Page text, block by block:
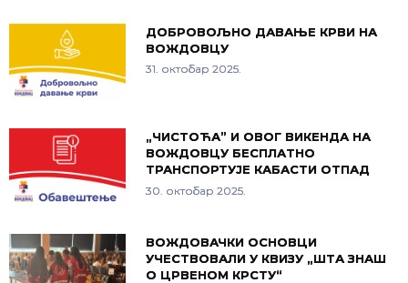
ДОБРОВОЉНО ДАВАЊЕ КРВИ НА
ВОЖДОВЦУ
31. октобар 2025.
„ЧИСТОЋА” И ОВОГ ВИКЕНДА НА
ВОЖДОВЦУ БЕСПЛАТНО
ТРАНСПОРТУЈЕ КАБАСТИ ОТПАД
30. октобар 2025.
ВОЖДОВАЧКИ ОСНОВЦИ
УЧЕСТВОВАЛИ У КВИЗУ „ШТА ЗНАШ
О ЦРВЕНОМ КРСТУ“